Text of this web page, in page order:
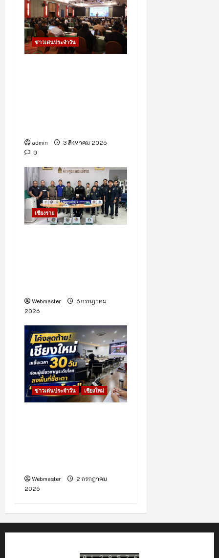
a
t ข่าวเด่นประจำวัน
admin
3 สิงหาคม 2026
0
เชียงราย
Webmaster
6 กรกฎาคม
2026
ข่าวเด่นประจำวัน เชียงใหม่
Webmaster
2 กรกฎาคม
2026